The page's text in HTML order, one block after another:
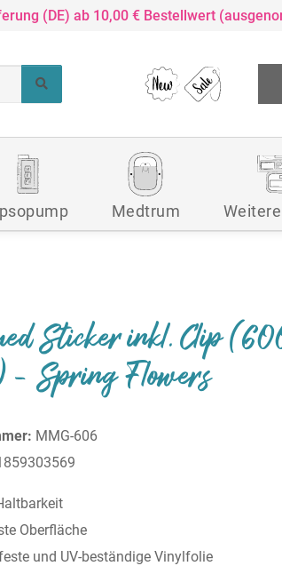
(DE) ab 10,00 € Bestellwert
Medtrum
Sticker inkl. Clip
- Spring Flowers
MMG-606
Oberfläche
und UV-beständige Vinylfolie